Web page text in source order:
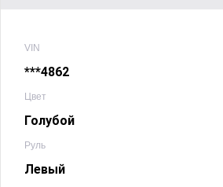
VIN
***4862
Цвет
Голубой
Руль
Левый